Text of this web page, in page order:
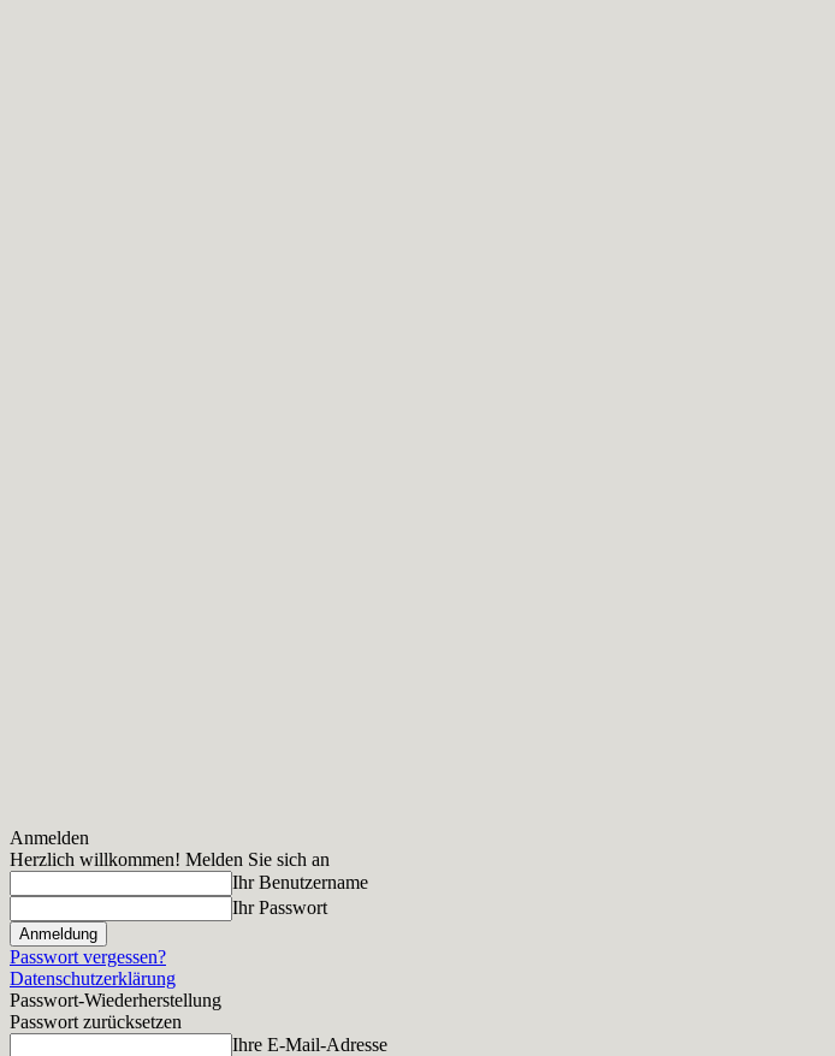
Anmelden
Herzlich willkommen! Melden Sie sich an
Ihr Benutzername
Ihr Passwort
Passwort vergessen?
Datenschutzerklärung
Passwort-Wiederherstellung
Passwort zurücksetzen
Ihre E-Mail-Adresse